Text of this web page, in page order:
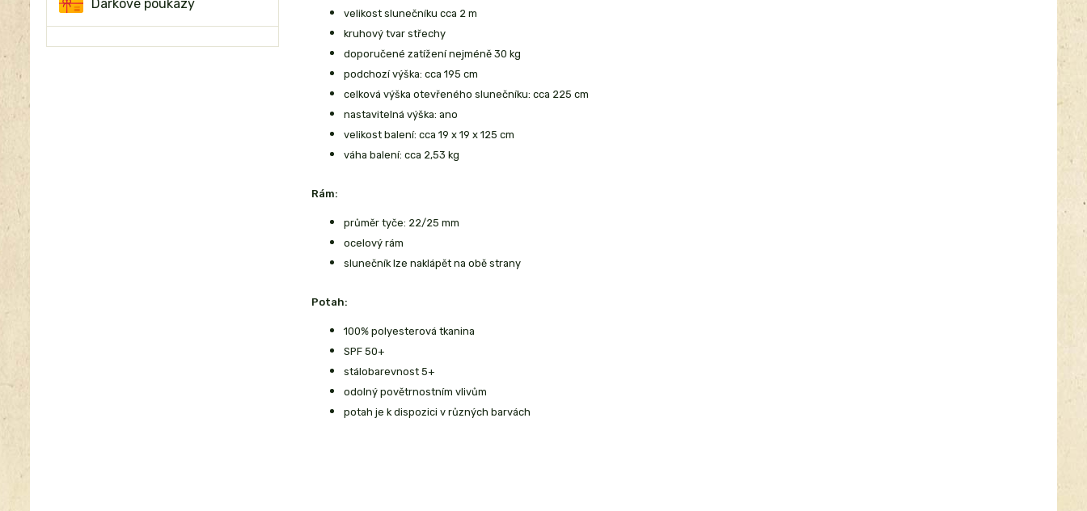
Dárkové poukazy
velikost slunečníku cca 2 m
kruhový tvar střechy
doporučené zatížení nejméně 30 kg
podchozí výška: cca 195 cm
celková výška otevřeného slunečníku: cca 225 cm
nastavitelná výška: ano
velikost balení: cca 19 x 19 x 125 cm
váha balení: cca 2,53 kg
Rám:
průměr tyče: 22/25 mm
ocelový rám
slunečník lze naklápět na obě strany
Potah:
100% polyesterová tkanina
SPF 50+
stálobarevnost 5+
odolný povětrnostním vlivům
potah je k dispozici v různých barvách